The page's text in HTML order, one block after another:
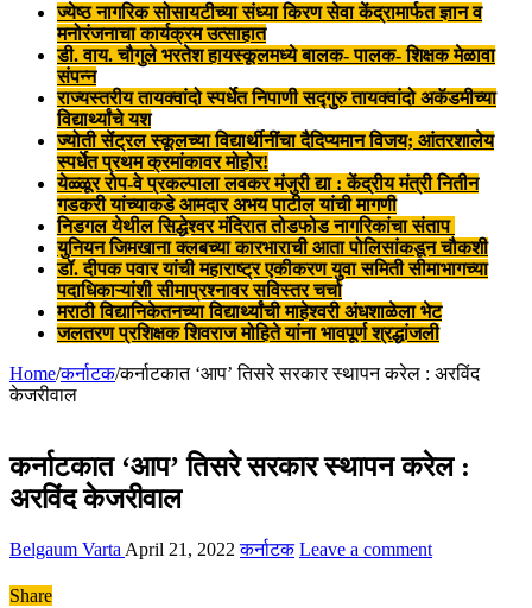
ज्येष्ठ नागरिक सोसायटीच्या संध्या किरण सेवा केंद्रामार्फत ज्ञान व
मनोरंजनाचा कार्यक्रम उत्साहात
डी. वाय. चौगुले भरतेश हायस्कूलमध्ये बालक- पालक- शिक्षक मेळावा
संपन्न
राज्यस्तरीय तायक्वांदो स्पर्धेत निपाणी सद्गुरु तायक्वांदो अकॅडमीच्या
विद्यार्थ्यांचे यश
ज्योती सेंट्रल स्कूलच्या विद्यार्थीनींचा दैदिप्यमान विजय; आंतरशालेय
स्पर्धेत प्रथम क्रमांकावर मोहोर!
येळ्ळूर रोप-वे प्रकल्पाला लवकर मंजुरी द्या : केंद्रीय मंत्री नितीन
गडकरी यांच्याकडे आमदार अभय पाटील यांची मागणी
निडगल येथील सिद्धेश्वर मंदिरात तोडफोड नागरिकांचा संताप
युनियन जिमखाना क्लबच्या कारभाराची आता पोलिसांकडून चौकशी
डॉ. दीपक पवार यांची महाराष्ट्र एकीकरण युवा समिती सीमाभागच्या
पदाधिकाऱ्यांशी सीमाप्रश्नावर सविस्तर चर्चा
मराठी विद्यानिकेतनच्या विद्यार्थ्यांची माहेश्वरी अंधशाळेला भेट
जलतरण प्रशिक्षक शिवराज मोहिते यांना भावपूर्ण श्रद्धांजली
Home/कर्नाटक/कर्नाटकात ‘आप’ तिसरे सरकार स्थापन करेल : अरविंद
केजरीवाल
कर्नाटकात ‘आप’ तिसरे सरकार स्थापन करेल :
अरविंद केजरीवाल
Belgaum Varta April 21, 2022 कर्नाटक Leave a comment
Share